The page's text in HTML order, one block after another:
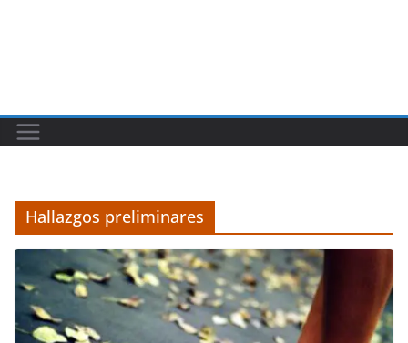
Hallazgos preliminares